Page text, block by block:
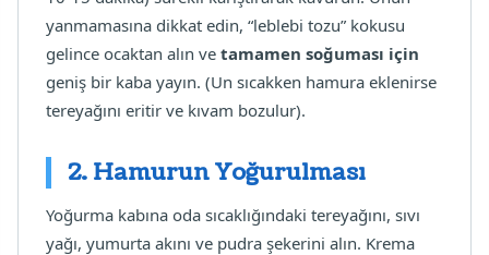
yanmamasına dikkat edin, “leblebi tozu” kokusu
gelince ocaktan alın ve tamamen soğuması için
geniş bir kaba yayın. (Un sıcakken hamura eklenirse
tereyağını eritir ve kıvam bozulur).
2. Hamurun Yoğurulması
Yoğurma kabına oda sıcaklığındaki tereyağını, sıvı
yağı, yumurta akını ve pudra şekerini alın. Krema